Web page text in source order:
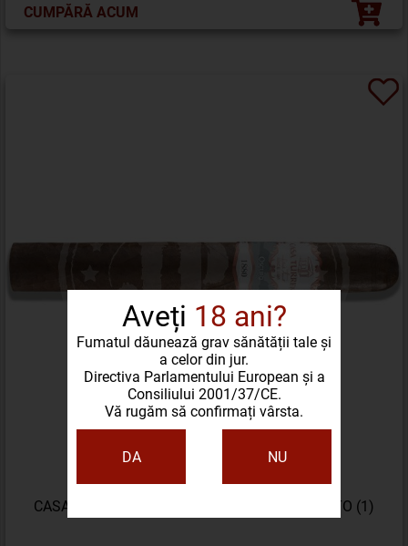
Aveți 18 ani?
Fumatul dăunează grav sănătății tale și
a celor din jur.
Directiva Parlamentului European și a
Consiliului 2001/37/CE.
Vă rugăm să confirmați vârsta.
DA NU
CUMPĂRĂ ACUM
CASA TURRENT 1880 OSCURO DOBLE ROBUSTO (1)